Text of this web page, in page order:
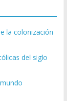
la colonización
del siglo